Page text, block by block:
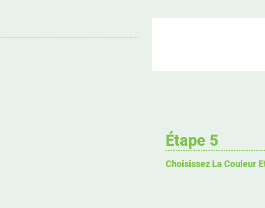
Étape 5
Choisissez La Couleur